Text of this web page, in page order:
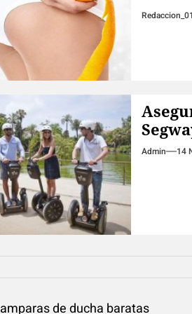
Redaccion_01
Admin 14
de ducha baratas